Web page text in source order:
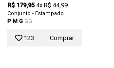
R$ 179,95 4x R$ 44,99
Conjunto - Estampado
P M G GG
123 Comprar